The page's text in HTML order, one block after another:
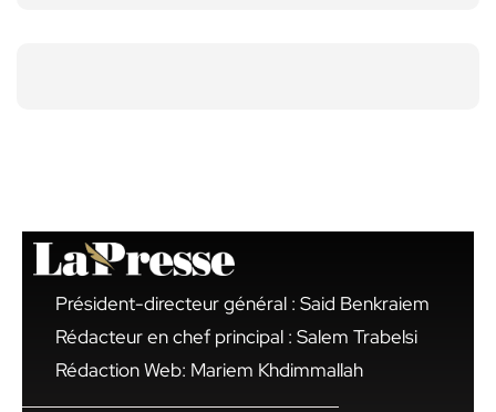
Président-directeur général : Said Benkraiem
Rédacteur en chef principal : Salem Trabelsi
Rédaction Web: Mariem Khdimmallah